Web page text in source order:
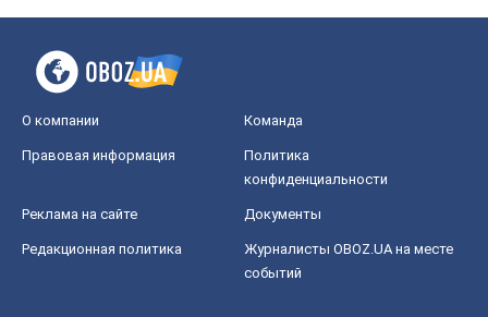
О компании Команда
Правовая информация
Политика
конфиденциальности
Реклама на сайте Документы
Редакционная политика
Журналисты OBOZ.UA на месте
событий